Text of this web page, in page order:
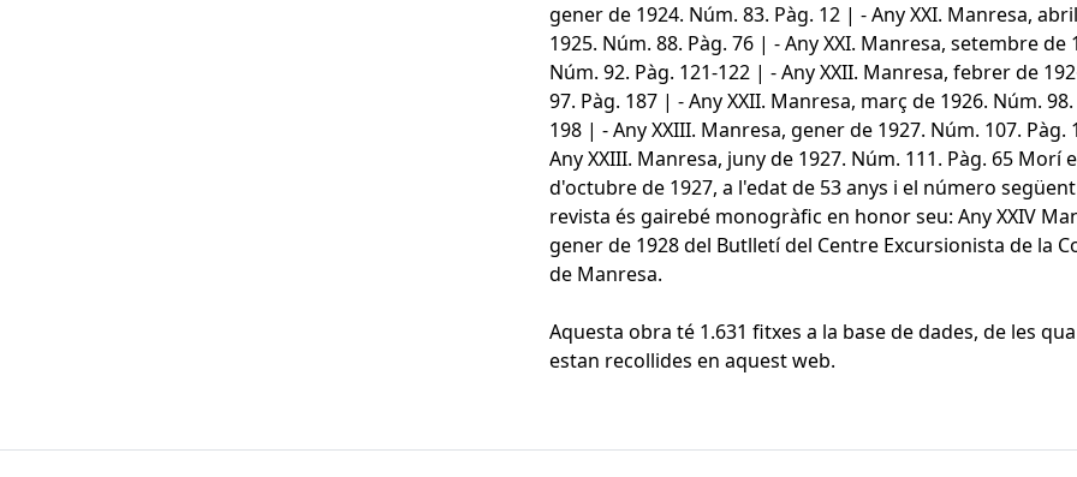
gener de 1924. Núm. 83. Pàg. 12 | - Any XXI. Manresa,
1925. Núm. 88. Pàg. 76 | - Any XXI. Manresa, setembre de
Núm. 92. Pàg. 121-122 | - Any XXII. Manresa, febrer de
97. Pàg. 187 | - Any XXII. Manresa, març de 1926. Núm.
198 | - Any XXIII. Manresa, gener de 1927. Núm. 107. Pàg.
Any XXIII. Manresa, juny de 1927. Núm. 111. Pàg. 65 Morí
d'octubre de 1927, a l'edat de 53 anys i el número
revista és gairebé monogràfic en honor seu: Any XXIV
gener de 1928 del Butlletí del Centre Excursionista de la
de Manresa.
Aquesta obra té 1.631 fitxes a la base de dades, de les
estan recollides en aquest web.